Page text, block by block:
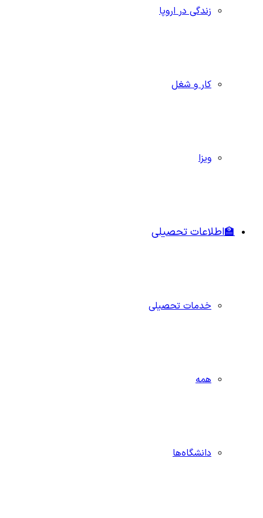
زندگی در اروپا
کار و شغل
ویزا
🏫اطلاعات تحصیلی
خدمات تحصیلی
همه
دانشگاه‌ها